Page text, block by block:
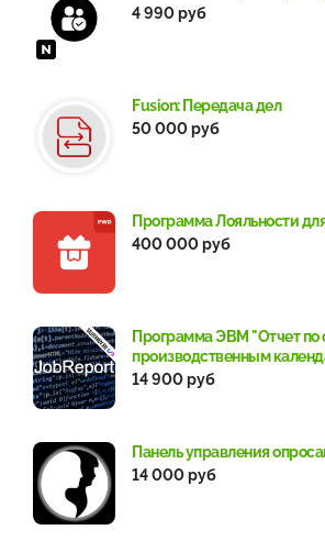
4 990 руб
Fusion: Передача дел
50 000 руб
Программа Лояльности
400 000 руб
Программа ЭВМ "Отчет по
производственным
14 900 руб
Панель управления
14 000 руб